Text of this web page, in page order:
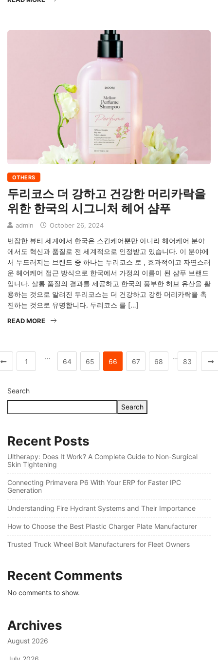
OTHERS
두리코스 더 강하고 건강한 머리카락을
위한 한국의 시그니처 헤어 샴푸
admin October 26, 2024
번잡한 뷰티 세계에서 한국은 스킨케어뿐만 아니라 헤어케어 분야
에서도 혁신과 품질로 전 세계적으로 인정받고 있습니다. 이 분야에
서 두드러지는 브랜드 중 하나는 두리코스 로 , 효과적이고 자연스러
운 헤어케어 접근 방식으로 한국에서 가정의 이름이 된 샴푸 브랜드
입니다. 살롱 품질의 결과를 제공하고 한국의 풍부한 허브 유산을 활
용하는 것으로 알려진 두리코스는 더 건강하고 강한 머리카락을 촉
진하는 것으로 유명합니다. 두리코스 를 […]
READ MORE
1
…
64 65 66 67 68
…
83
Search
Search
Recent Posts
Ultherapy: Does It Work? A Complete Guide to Non-Surgical
Skin Tightening
Connecting Primavera P6 With Your ERP for Faster IPC
Generation
Understanding Fire Hydrant Systems and Their Importance
How to Choose the Best Plastic Charger Plate Manufacturer
Trusted Truck Wheel Bolt Manufacturers for Fleet Owners
Recent Comments
No comments to show.
Archives
August 2026